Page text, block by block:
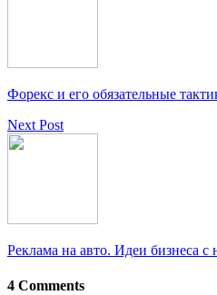
Форекс и его обязательные
Next Post
Реклама на авто. Идеи бизнеса с
4 Comments